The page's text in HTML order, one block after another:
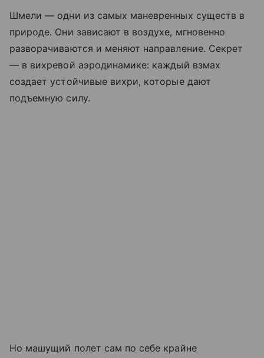
Шмели — одни из самых маневренных существ в
природе. Они зависают в воздухе, мгновенно
разворачиваются и меняют направление. Секрет
— в вихревой аэродинамике: каждый взмах
создает устойчивые вихри, которые дают
подъемную силу.
Но машущий полет сам по себе крайне